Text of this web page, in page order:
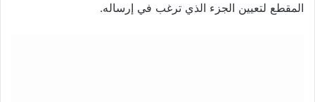
المقطع لتعيين الجزء الذي ترغب في إرساله.